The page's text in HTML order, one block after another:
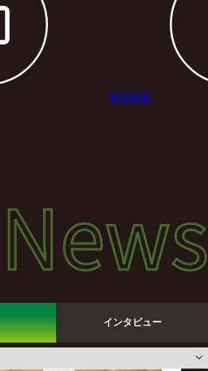
試合結果
Newsニュース
News
インタビュー